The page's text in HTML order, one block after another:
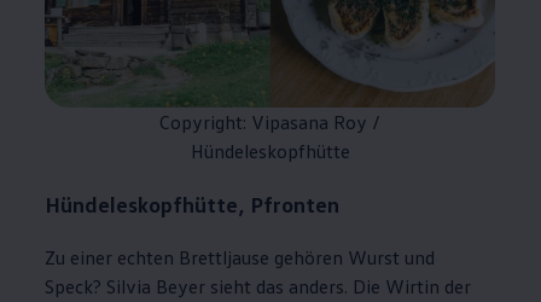
Copyright: Vipasana Roy /
Hündeleskopfhütte
Hündeleskopfhütte, Pfronten
Zu einer echten Brettljause gehören Wurst und
Speck? Silvia Beyer sieht das anders. Die Wirtin der